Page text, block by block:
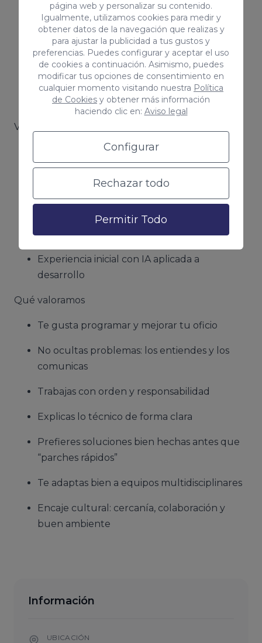
página web y personalizar su contenido.
Igualmente, utilizamos cookies para medir y
obtener datos de la navegación que realizas y
para ajustar la publicidad a tus gustos y
preferencias. Puedes configurar y aceptar el uso
de cookies a continuación. Asimismo, puedes
modificar tus opciones de consentimiento en
cualquier momento visitando nuestra Política
de Cookies y obtener más información
haciendo clic en: Aviso legal
Configurar
Rechazar todo
Permitir Todo
Puntos críticos del sistema
Riesgos en desarrollos
Valorable:
Experiencia en Laravel o desarrollos a
medida
Trabajo en proyectos vivos (no solo desde
cero)
Experiencia inicial con IA aplicada a
desarrollo
Qué valoramos
Te gusta programar y mejorar tu oficio
No ocultas problemas: los entiendes y los
comunicas
Trabajas con orden y responsabilidad
Explicas lo técnico de forma clara
Prefieres soluciones bien hechas antes que
“parches rápidos”
Te adaptas bien a equipos multidisciplinares
Encaje cultural: cercanía, colaboración y
buen ambiente
Información
UBICACIÓN